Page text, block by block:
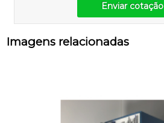
Enviar cotação
Imagens relacionadas